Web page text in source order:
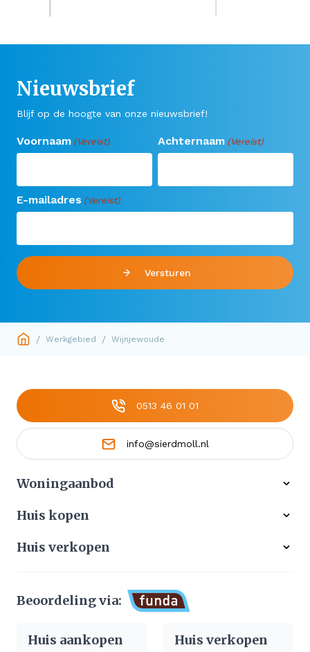
Nieuwsbrief
Blijf op de hoogte van onze nieuwsbrief!
Voornaam (Vereist) Achternaam (Vereist)
E-mailadres (Vereist)
Versturen
/ Werkgebied / Wijnjewoude
Woningaanbod
Aangekocht
Huis kopen
Huis verkopen
Stille verkoop
0513 46 01 01
info@sierdmoll.nl
Beoordeling via:
Huis aankopen Huis verkopen